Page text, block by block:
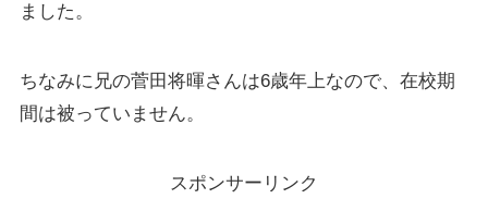
ました。
ちなみに兄の菅田将暉さんは6歳年上なので、在校期
間は被っていません。
スポンサーリンク